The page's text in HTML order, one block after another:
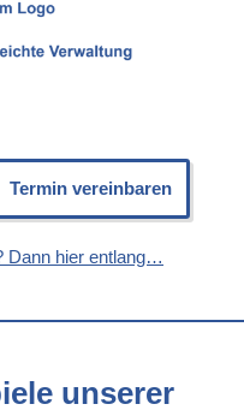
Termin vereinbaren
Dann hier entlang…
unserer